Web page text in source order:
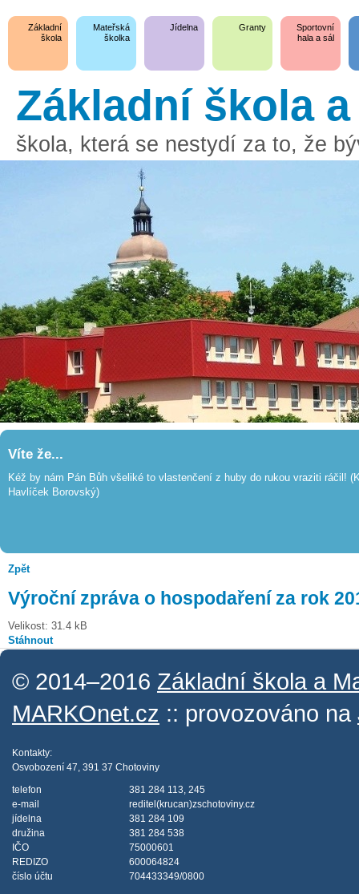
Základní
škola
Mateřská
školka
Jídelna Granty
Sportovní
hala a sál
Základní škola
škola, která se nestydí za to, že
Víte že...
Kéž by nám Pán Bůh všeliké to vlastenčení z huby do rukou vraziti ráčil!
Havlíček Borovský)
Zpět
Výroční zpráva o hospodaření za rok
Velikost: 31.4 kB
Stáhnout
© 2014–2016 Základní škola a
MARKOnet.cz :: provozováno na
Kontakty:
Osvobození 47, 391 37 Chotoviny
telefon
381 284 113, 245
e-mail
reditel(krucan)zschotoviny.cz
jídelna
381 284 109
družina
381 284 538
IČO
75000601
REDIZO
600064824
číslo účtu
704433349/0800